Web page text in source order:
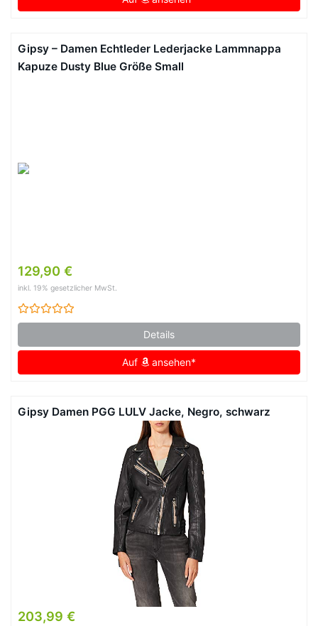
Gipsy – Damen Echtleder Lederjacke Lammnappa
Kapuze Dusty Blue Größe Small
129,90 €
inkl. 19% gesetzlicher MwSt.
Details
Auf ansehen*
Gipsy Damen PGG LULV Jacke, Negro, schwarz
203,99 €